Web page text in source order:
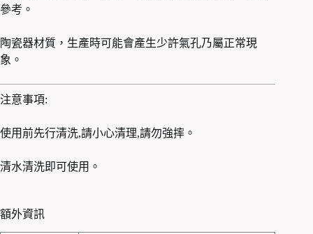
參考。
陶瓷器材質，生產時可能會產生少許氣孔乃屬正常現
象。
注意事項:
使用前先行清洗,請小心清理,請勿強摔。
清水清洗即可使用。
額外資訊